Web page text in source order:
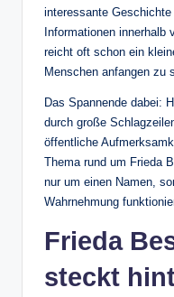
interessante
Informationen innerhalb
reicht oft schon ein
Menschen anfangen zu
Das Spannende dabei:
durch große
öffentliche
Thema rund um Frieda
nur um einen Namen,
Wahrnehmung
Frieda
steckt